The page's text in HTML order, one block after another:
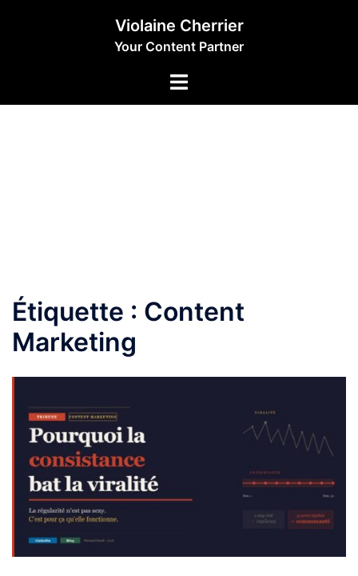
Violaine Cherrier
Your Content Partner
Étiquette : Content
Marketing